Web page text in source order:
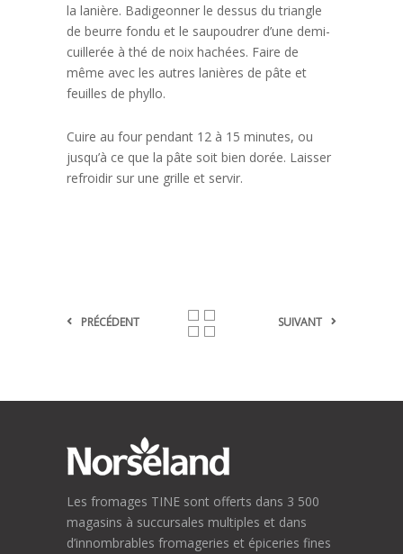
la lanière. Badigeonner le dessus du triangle
de beurre fondu et le saupoudrer d’une demi-
cuillerée à thé de noix hachées. Faire de
même avec les autres lanières de pâte et
feuilles de phyllo.
Cuire au four pendant 12 à 15 minutes, ou
jusqu’à ce que la pâte soit bien dorée. Laisser
refroidir sur une grille et servir.
PRÉCÉDENT SUIVANT
Les fromages TINE sont offerts dans 3 500
magasins à succursales multiples et dans
d’innombrables fromageries et épiceries fines